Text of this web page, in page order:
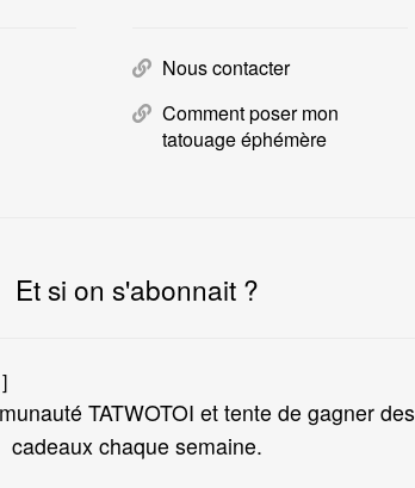
Nous contacter
Comment poser mon
tatouage éphémère
Et si on s'abonnait ?
TATWOTOI et tente de gagner des
cadeaux chaque semaine.